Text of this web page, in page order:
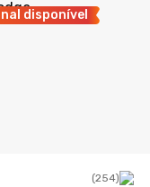
disponível
(254)